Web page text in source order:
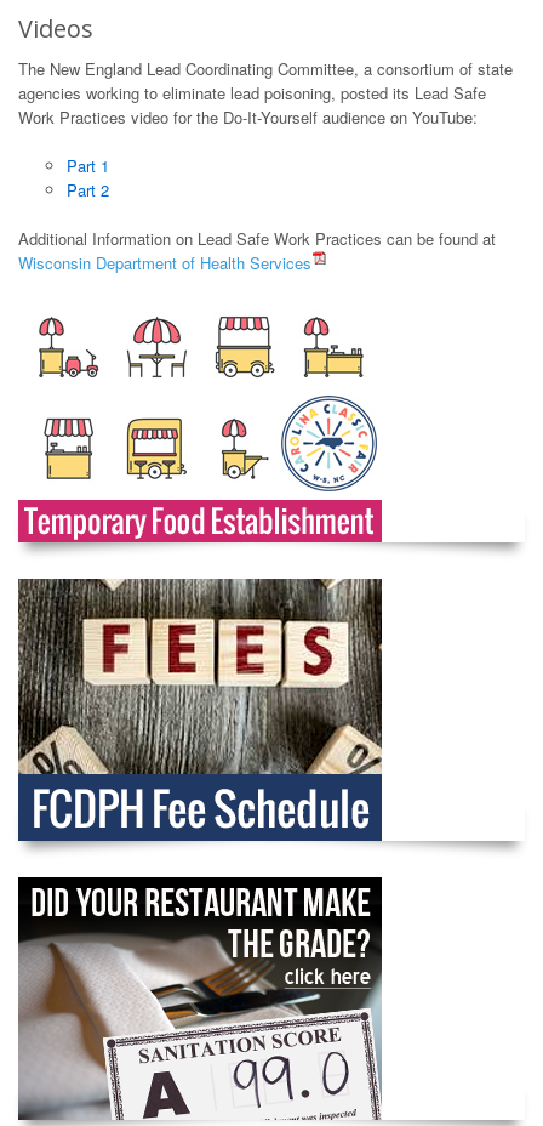
Videos
The New England Lead Coordinating Committee, a consortium of state
agencies working to eliminate lead poisoning, posted its Lead Safe
Work Practices video for the Do-It-Yourself audience on YouTube:
Part 1
Part 2
Additional Information on Lead Safe Work Practices can be found at
Wisconsin Department of Health Services